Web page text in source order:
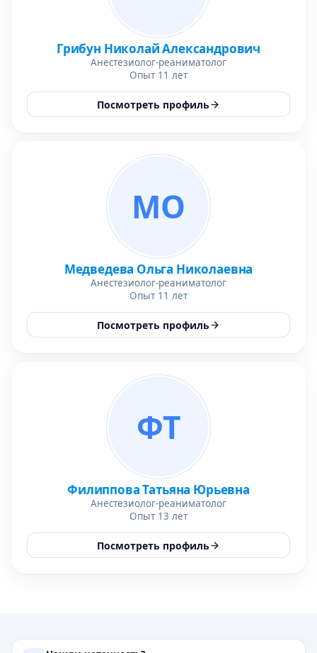
Грибун Николай Александрович
Анестезиолог-реаниматолог
Опыт 11 лет
Посмотреть профиль
МО
Медведева Ольга Николаевна
Анестезиолог-реаниматолог
Опыт 11 лет
Посмотреть профиль
ФТ
Филиппова Татьяна Юрьевна
Анестезиолог-реаниматолог
Опыт 13 лет
Посмотреть профиль